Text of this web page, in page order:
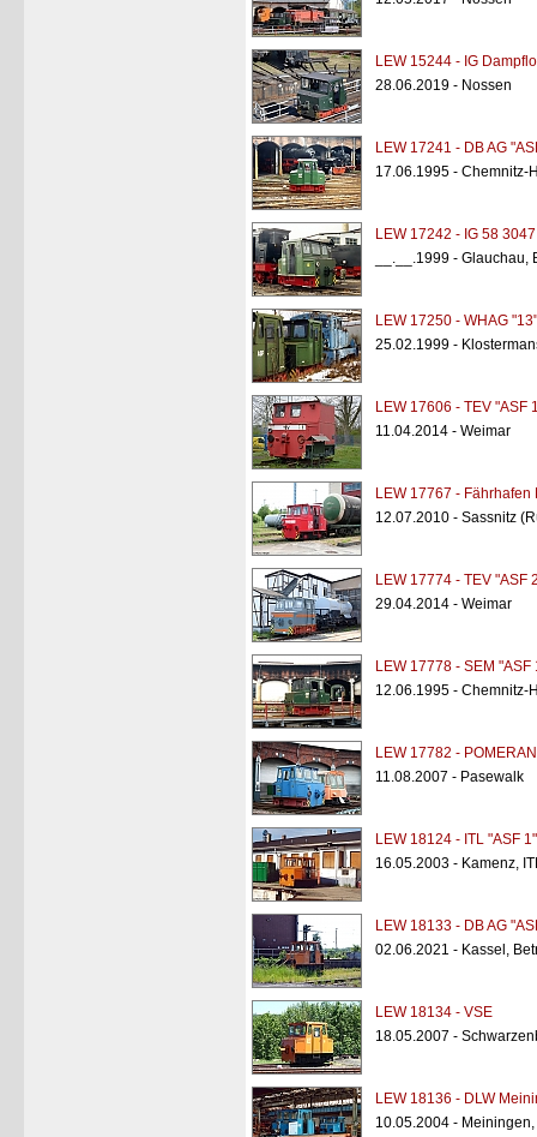
LEW 15244 - IG
28.06.2019 - Nossen
LEW 17241 - DB AG
17.06.1995 - Chemnitz-
LEW 17242 - IG 58
__.__.1999 -
LEW 17250 - WHAG "13"
25.02.1999 -
LEW 17606 - TEV "ASF
11.04.2014 - Weimar
LEW 17767 - Fährhafen
12.07.2010 - Sassnitz
LEW 17774 - TEV "ASF
29.04.2014 - Weimar
LEW 17778 - SEM "ASF
12.06.1995 - Chemnitz-
LEW 17782 -
11.08.2007 - Pasewalk
LEW 18124 - ITL "ASF 1"
16.05.2003 - Kamenz,
LEW 18133 - DB AG
02.06.2021 - Kassel,
LEW 18134 - VSE
18.05.2007 -
LEW 18136 - DLW
10.05.2004 -